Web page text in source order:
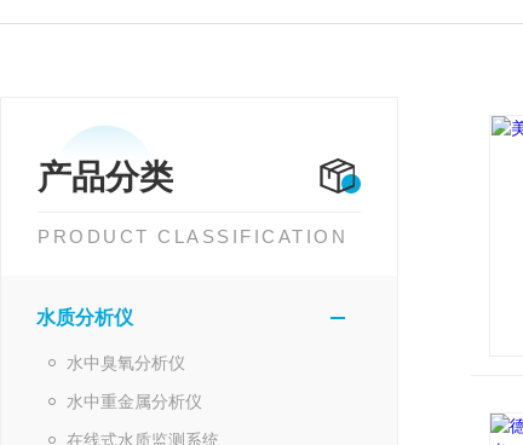
产品分类
PRODUCT CLASSIFICATION
水质分析仪
水中臭氧分析仪
水中重金属分析仪
在线式水质监测系统